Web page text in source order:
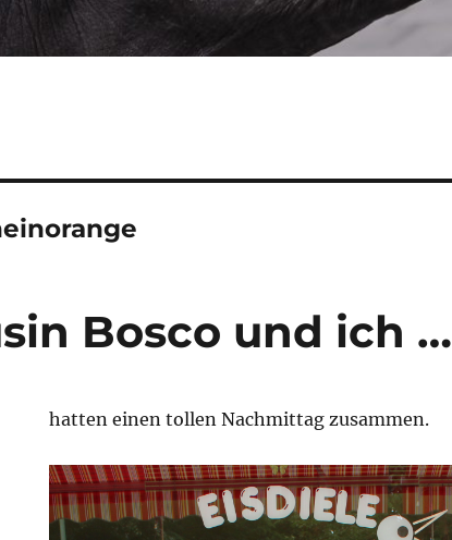
Bosco und ich …
hatten einen tollen Nachmittag zusammen.